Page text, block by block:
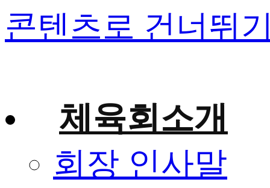
콘텐츠로 건너뛰
체육회소개
회장 인사말